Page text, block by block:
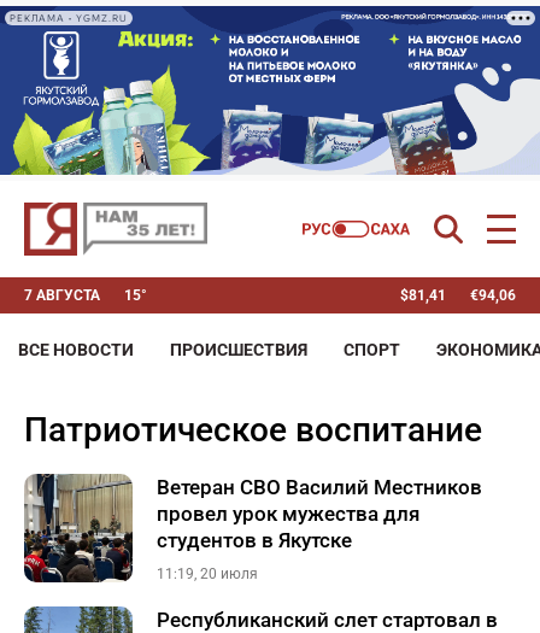
РЕКЛАМА • YGMZ.RU
7 АВГУСТА 15° $81,41 €94,06
ВСЕ НОВОСТИ ПРОИСШЕСТВИЯ СПОРТ
патриотическое воспитание
Ветеран СВО Василий Местников
провел урок мужества для
студентов в Якутске
11:19, 20 июля
Республиканский слет стартовал в